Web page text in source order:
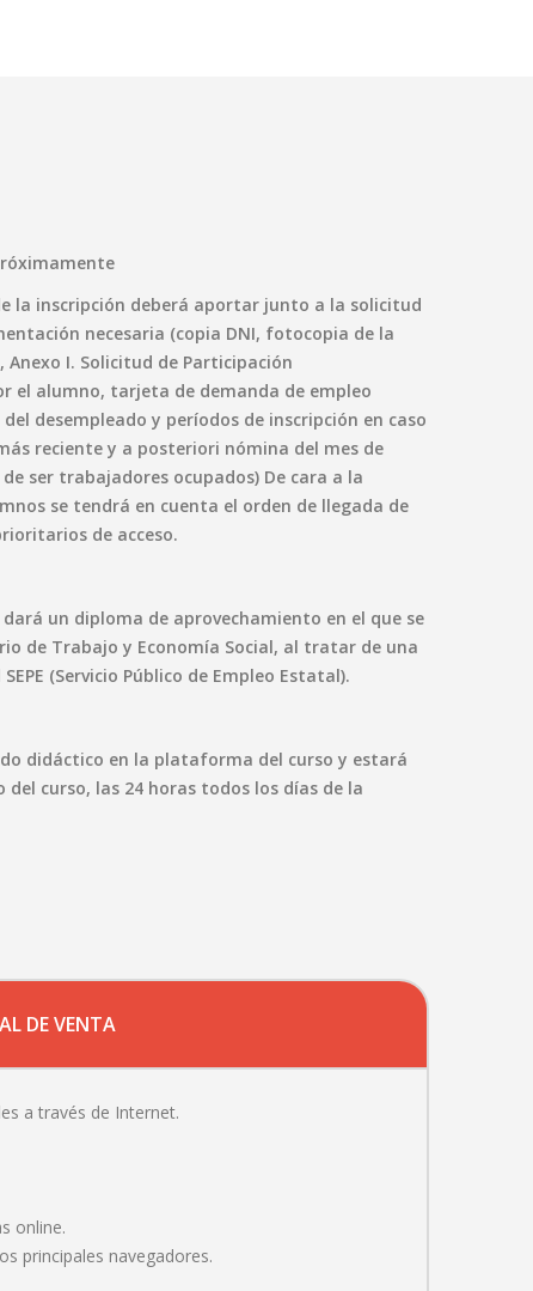
la inscripción deberá aportar junto a la solicitud
necesaria (copia DNI, fotocopia de la
I. Solicitud de Participación
el alumno, tarjeta de demanda de empleo
desempleado y períodos de inscripción en caso
reciente y a posteriori nómina del mes de
ser trabajadores ocupados) De cara a la
se tendrá en cuenta el orden de llegada de
de acceso.
un diploma de aprovechamiento en el que se
de Trabajo y Economía Social, al tratar de una
(Servicio Público de Empleo Estatal).
didáctico en la plataforma del curso y estará
del curso, las 24 horas todos los días de la
DE VENTA
a través de Internet.
online.
principales navegadores.